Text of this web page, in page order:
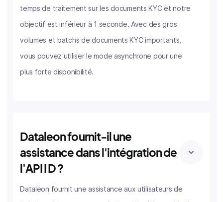
temps de traitement sur les documents KYC et notre
objectif est inférieur à 1 seconde. Avec des gros
volumes et batchs de documents KYC importants,
vous pouvez utiliser le mode asynchrone pour une
plus forte disponibilité.
Dataleon fournit-il une
assistance dans l'intégration de
l'API I D ?
Dataleon fournit une assistance aux utilisateurs de